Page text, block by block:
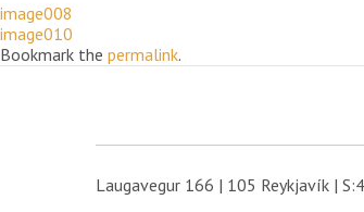
image008
image010
Bookmark the permalink.
Laugavegur 166 | 105 Reykjavík |